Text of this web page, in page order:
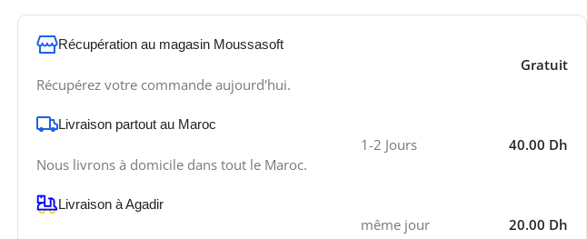
Récupération au magasin Moussasoft
Récupérez votre commande aujourd'hui.
Gratuit
Livraison partout au Maroc
Nous livrons à domicile dans tout le Maroc.
1-2 Jours 40.00 Dh
Livraison à Agadir
même jour 20.00 Dh